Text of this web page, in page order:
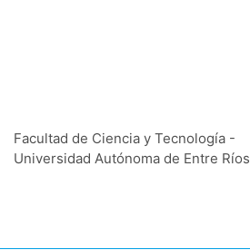
Facultad de Ciencia y Tecnología -
Universidad Autónoma de Entre Ríos